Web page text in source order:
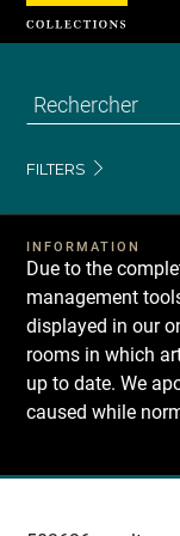
FILTERS
INFORMATION
Due to the
management
displayed in our
rooms in which
up to date. We
caused while
Recherche
Cookies